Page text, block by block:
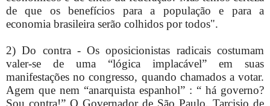
de que os benefícios para a população e para a
economia brasileira serão colhidos por todos".
2) Do contra - Os oposicionistas radicais costumam
valer-se de uma “lógica implacável” em suas
manifestações no congresso, quando chamados a votar.
Agem que nem “anarquista espanhol” : “ há governo?
Sou contra!” O Governador de São Paulo, Tarcisio de